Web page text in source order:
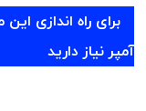
آمپر نیاز دارید